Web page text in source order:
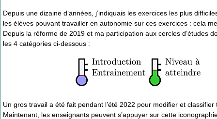
Depuis une dizaine d’années, j’indiquais les exercices les plus
les élèves pouvant travailler en autonomie sur ces exercices : cela
Depuis la réforme de 2019 et ma participation aux cercles d’études
les 4 catégories ci-dessous :
Un gros travail a été fait pendant l’été 2022 pour modifier et
Maintenant, les enseignants peuvent s’appuyer sur cette